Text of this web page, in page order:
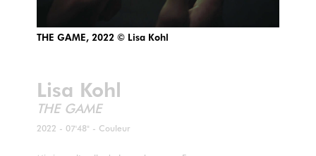
THE GAME, 2022 © Lisa Kohl
Lisa Kohl
THE GAME
2022 - 07'48" - Couleur